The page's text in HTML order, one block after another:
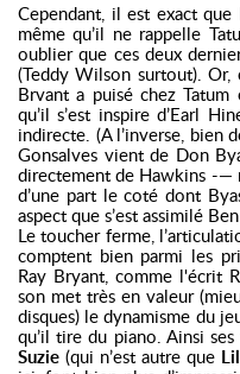
Cependant, il est exact
même qu’il ne rappelle
oublier que ces deux
(Teddy Wilson surtout). Or,
Brvant a puisé chez Tatum
qu’il s’est inspire d’Earl
indirecte. (A l’inverse, bien
Gonsalves vient de Don
directement de Hawkins -—
d’une part le coté dont
aspect que s’est assimilé
Le toucher ferme,
comptent bien parmi les
Ray Bryant, comme l'écrit
son met très en valeur
disques) le dynamisme du
qu’il tire du piano. Ainsi
Suzie (qui n’est autre que